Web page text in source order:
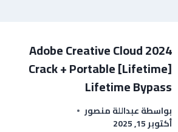
Adobe Creative Cloud 2024
Crack + Portable [Lifetime]
Lifetime Bypass
بواسطةعبداللة منصور
أكتوبر 15, 2025